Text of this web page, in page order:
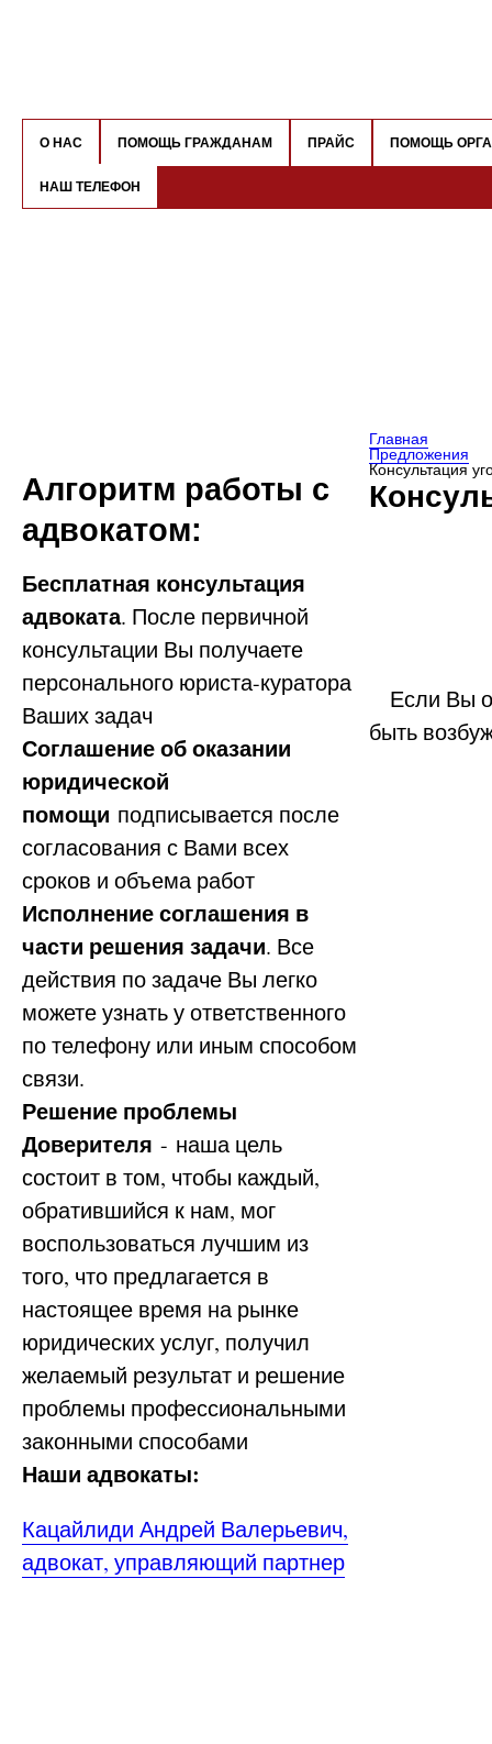
О НАС ПОМОЩЬ ГРАЖДАНАМ ПРАЙС ПОМОЩЬ
НАШ ТЕЛЕФОН
Алгоритм работы с
адвокатом:
Бесплатная консультация
адвоката. После первичной
консультации Вы получаете
персонального юриста-куратора
Ваших задач
Соглашение об оказании
юридической
помощи подписывается после
согласования с Вами всех
сроков и объема работ
Исполнение соглашения в
части решения задачи. Все
действия по задаче Вы легко
можете узнать у ответственного
по телефону или иным способом
связи.
Решение проблемы
Доверителя - наша цель
состоит в том, чтобы каждый,
обратившийся к нам, мог
воспользоваться лучшим из
того, что предлагается в
настоящее время на рынке
юридических услуг, получил
желаемый результат и решение
проблемы профессиональными
законными способами
Наши адвокаты:
Кацайлиди Андрей Валерьевич,
адвокат, управляющий партнер
Главная
Предложения
Консультация
Если Вы
быть